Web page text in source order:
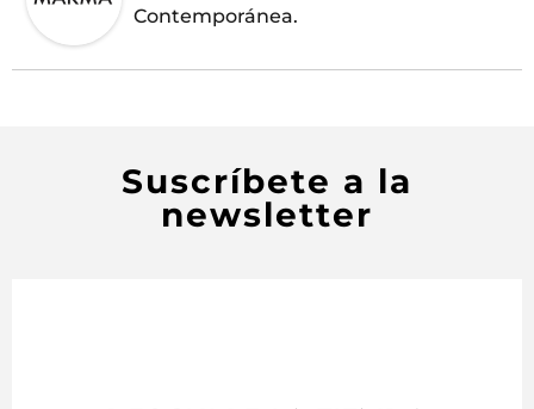
Contemporánea.
Suscríbete a la
newsletter